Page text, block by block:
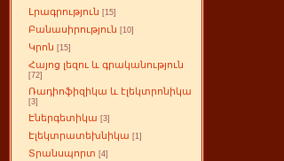
Լրագրություն [15]
Բանասիրություն [10]
Կրոն [15]
Հայոց լեզու և գրականություն
[72]
Ռադիոֆիզիկա և էլեկտրոնիկա
[3]
Էներգետիկա [3]
Էլեկտրատեխնիկա [1]
Տրանսպորտ [4]